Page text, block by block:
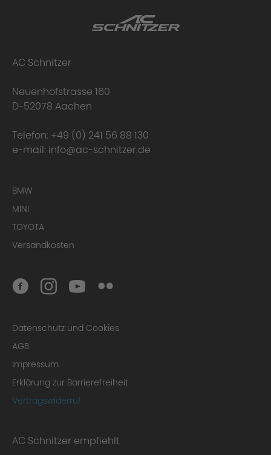
AC Schnitzer
Neuenhofstrasse 160
D-52078 Aachen
Telefon: +49 (0) 241 56 88 130
e-mail: info@ac-schnitzer.de
BMW
MINI
TOYOTA
Versandkosten
Datenschutz und Cookies
AGB
Impressum
Erklärung zur Barrierefreiheit
Vertragswiderruf
AC Schnitzer empfiehlt